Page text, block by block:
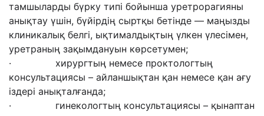
тамшыларды бүрку типі бойынша уретрорагияны
анықтау үшін, бүйірдің сыртқы бетінде — маңызды
клиникалық белгі, ықтималдықтың үлкен үлесімен,
уретраның зақымдануын көрсетумен;
· хирургтың немесе проктологтың
консультациясы – айланшықтан қан немесе қан ағу
іздері анықталғанда;
· гинекологтың консультациясы – қынаптан